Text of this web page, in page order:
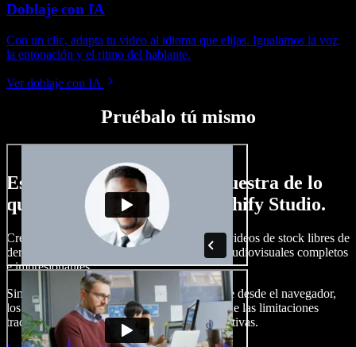
Doblaje con IA
Con un clic, adapta tu video al idioma que elijas. Igualamos la voz,
la entonación y el ritmo del hablante.
Ver doblaje con IA
Pruébalo tú mismo
Esto es solo una pequeña muestra de lo
que podrás hacer con Speechify Studio.
Crea voces en off, añade imágenes, audio y videos de stock libres de
derechos, clona tu voz y produce proyectos audiovisuales completos
e impresionantes.
Sin curva de aprendizaje y con todo accesible desde el navegador,
los creadores de contenido pueden liberarse de las limitaciones
tradicionales y dar vida a todas sus ideas creativas.